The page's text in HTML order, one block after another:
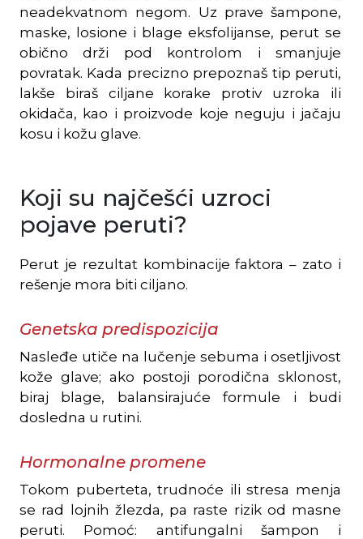
neadekvatnom negom. Uz prave šampone,
maske, losione i blage eksfolijanse, perut se
obično drži pod kontrolom i smanjuje
povratak. Kada precizno prepoznaš tip peruti,
lakše biraš ciljane korake protiv uzroka ili
okidača, kao i proizvode koje neguju i jačaju
kosu i kožu glave.
Koji su najčešći uzroci
pojave peruti?
Perut je rezultat kombinacije faktora – zato i
rešenje mora biti ciljano.
Genetska predispozicija
Nasleđe utiče na lučenje sebuma i osetljivost
kože glave; ako postoji porodična sklonost,
biraj blage, balansirajuće formule i budi
dosledna u rutini.
Hormonalne promene
Tokom puberteta, trudnoće ili stresa menja
se rad lojnih žlezda, pa raste rizik od masne
peruti. Pomoć: antifungalni šampon i